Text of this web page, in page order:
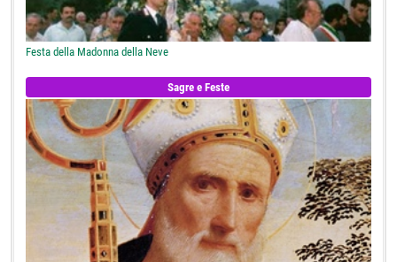
Festa della Madonna della Neve
Sagre e Feste